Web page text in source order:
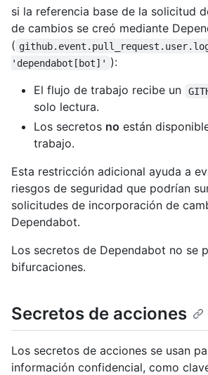
si la referencia base de la solicitud
de cambios se creó mediante
(
'dependabot[bot]' ):
El flujo de trabajo recibe un
solo lectura.
Los secretos no están
trabajo.
Esta restricción adicional ayuda a
riesgos de seguridad que podrían
solicitudes de incorporación de
Dependabot.
Los secretos de Dependabot no se
bifurcaciones.
Secretos de acciones
Los secretos de acciones se usan
información confidencial, como